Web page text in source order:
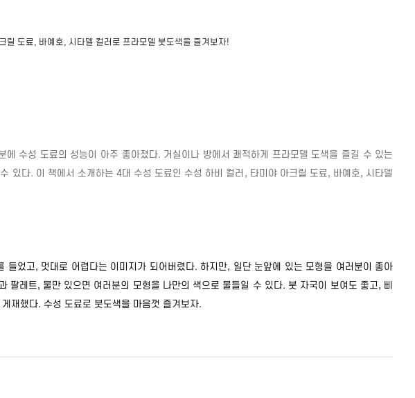
릴 도료 바예호 시타델 컬러로 프라모델 붓도색을 즐겨보자!
에 수성 도료의 성능이 아주 좋아졌다. 거실이나 방에서 쾌적하게 프라모델 도색을 즐길 수 있는
있다. 이 책에서 소개하는 4대 수성 도료인 수성 하비 컬러 , 타미야 아크릴 도료 , 바예호, 시타델
들었고 , 멋대로 어렵다는 이미지가 되어버렸다. 하지만, 일단 눈앞에 있는 모형을 여러분이 좋아
팔레트, 물만 있으면 여러분의 모형을 나만의 색으로 물들일 수 있다. 붓 자국이 보여도 좋고 , 삐
재했다. 수성 도료로 붓도색을 마음껏 즐겨보자.